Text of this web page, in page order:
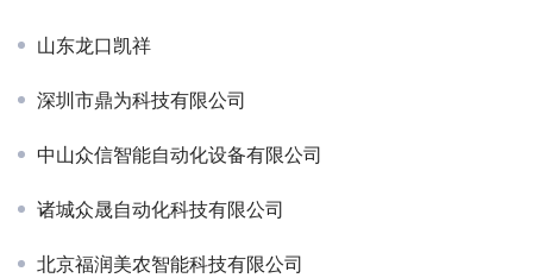
山东龙口凯祥
深圳市鼎为科技有限公司
中山众信智能自动化设备有限公司
诸城众晟自动化科技有限公司
北京福润美农智能科技有限公司